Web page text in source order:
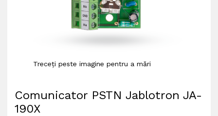
Treceți peste imagine pentru a mări
Comunicator PSTN Jablotron JA-
190X